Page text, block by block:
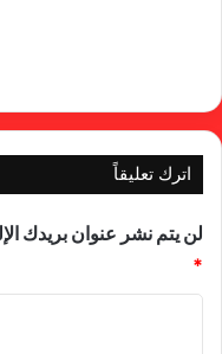
اترك تعليقاً
لن يتم نشر عنوان بريدك
*